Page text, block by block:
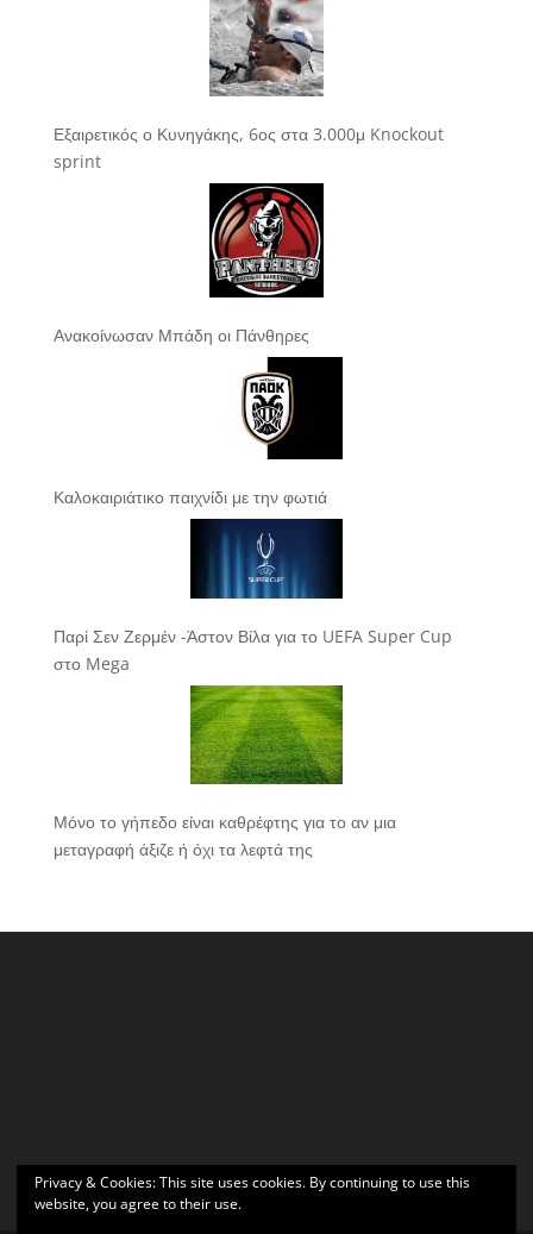
Εξαιρετικός ο Κυνηγάκης, 6ος στα 3.000μ Knockout
sprint
Ανακοίνωσαν Μπάδη οι Πάνθηρες
Καλοκαιριάτικο παιχνίδι με την φωτιά
Παρί Σεν Ζερμέν -Άστον Βίλα για το UEFA Super Cup
στο Mega
Μόνο το γήπεδο είναι καθρέφτης για το αν μια
μεταγραφή άξιζε ή όχι τα λεφτά της
Privacy & Cookies: This site uses cookies. By continuing to use this
website, you agree to their use.